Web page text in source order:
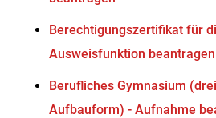
Berechtigungszertifikat für
Ausweisfunktion beantragen
Berufliches Gymnasium
Aufbauform) - Aufnahme